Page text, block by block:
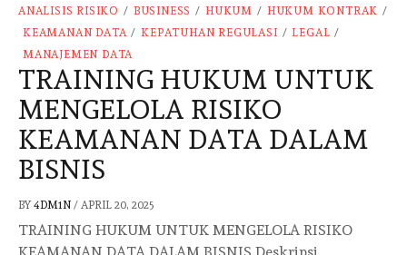
ANALISIS RISIKO / BUSINESS / HUKUM / HUKUM KONTRAK /
KEAMANAN DATA / KEPATUHAN REGULASI / LEGAL /
MANAJEMEN DATA
TRAINING HUKUM UNTUK
MENGELOLA RISIKO
KEAMANAN DATA DALAM
BISNIS
BY 4DM1N / APRIL 20, 2025
TRAINING HUKUM UNTUK MENGELOLA RISIKO